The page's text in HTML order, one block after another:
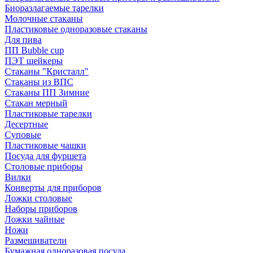
Биоразлагаемые тарелки
Молочные стаканы
Пластиковые одноразовые стаканы
Для пива
ПП Bubble cup
ПЭТ шейкеры
Стаканы "Кристалл"
Стаканы из ВПС
Стаканы ПП Зимние
Стакан мерный
Пластиковые тарелки
Десертные
Суповые
Пластиковые чашки
Посуда для фуршета
Столовые приборы
Вилки
Конверты для приборов
Ложки столовые
Наборы приборов
Ложки чайные
Ножи
Размешиватели
Бумажная одноразовая посуда